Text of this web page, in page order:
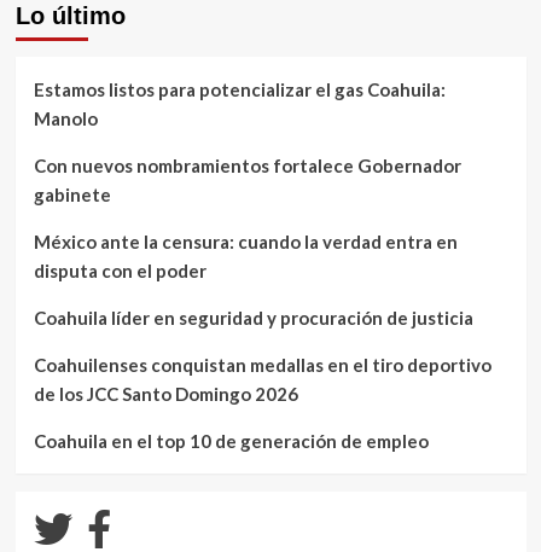
Lo último
Estamos listos para potencializar el gas Coahuila:
Manolo
Con nuevos nombramientos fortalece Gobernador
gabinete
México ante la censura: cuando la verdad entra en
disputa con el poder
Coahuila líder en seguridad y procuración de justicia
Coahuilenses conquistan medallas en el tiro deportivo
de los JCC Santo Domingo 2026
Coahuila en el top 10 de generación de empleo